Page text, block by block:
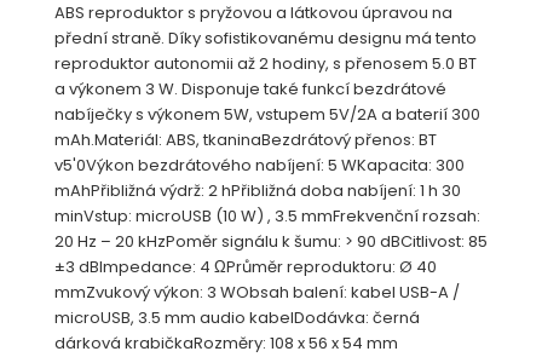
ABS reproduktor s pryžovou a látkovou úpravou na
přední straně. Díky sofistikovanému designu má tento
reproduktor autonomii až 2 hodiny, s přenosem 5.0 BT
a výkonem 3 W. Disponuje také funkcí bezdrátové
nabíječky s výkonem 5W, vstupem 5V/2A a baterií 300
mAh.Materiál: ABS, tkaninaBezdrátový přenos: BT
v5'0Výkon bezdrátového nabíjení: 5 WKapacita: 300
mAhPřibližná výdrž: 2 hPřibližná doba nabíjení: 1 h 30
minVstup: microUSB (10 W) , 3.5 mmFrekvenční rozsah:
20 Hz – 20 kHzPoměr signálu k šumu: > 90 dBCitlivost: 85
±3 dBImpedance: 4 ΩPrůměr reproduktoru: Ø 40
mmZvukový výkon: 3 WObsah balení: kabel USB-A /
microUSB, 3.5 mm audio kabelDodávka: černá
dárková krabičkaRozměry: 108 x 56 x 54 mm